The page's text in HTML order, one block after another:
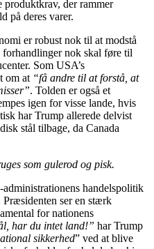
produktkrav, der rammer
på deres varer.
er robust nok til at modstå
forhandlinger nok skal føre til
Som USA’s
om at “få andre til at forstå, at
. Tolden er også et
igen for visse lande, hvis
har Trump allerede delvist
stål tilbage, da Canada
som gulerod og pisk.
handelspolitik
Præsidenten ser en stærk
for nationens
har du intet land!” har Trump
sikkerhed” ved at blive